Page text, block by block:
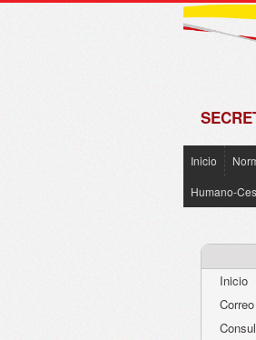
Inicio
Humano-
Inicio
de